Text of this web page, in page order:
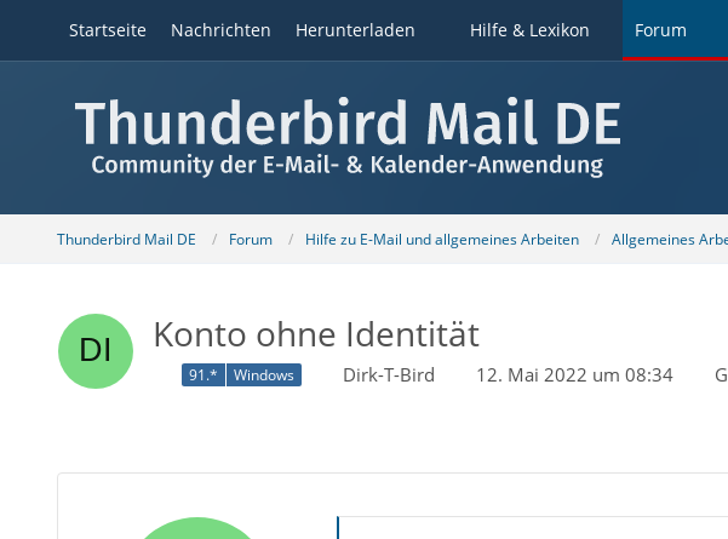
Startseite Nachrichten Herunterladen Hilfe & Lexikon Forum
Thunderbird Mail DE Forum Hilfe zu E-Mail und allgemeines Arbeiten Allgemeines
Konto ohne Identität
91.* Windows Dirk-T-Bird 12. Mai 2022 um 08:34